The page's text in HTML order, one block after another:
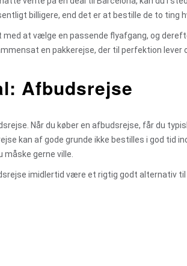
billigere, end det er at bestille de to ting
med at vælge en passende flyafgang, og
en pakkerejse, der til perfektion lever
Afbudsrejse
Når du køber en afbudsrejse, får du
kan af gode grunde ikke bestilles i god tid
gerne ville.
imidlertid være et rigtig godt alternativ til